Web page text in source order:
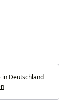
in Deutschland